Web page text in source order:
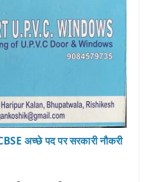
अच्छे पद पर सरकारी नौकरी